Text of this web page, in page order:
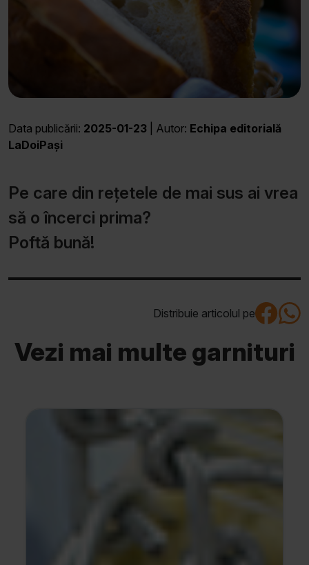
Data publicării: 2025-01-23 | Autor: Echipa editorială
LaDoiPași
Pe care din rețetele de mai sus ai vrea
să o încerci prima?
Poftă bună!
Distribuie articolul pe
Vezi mai multe garnituri